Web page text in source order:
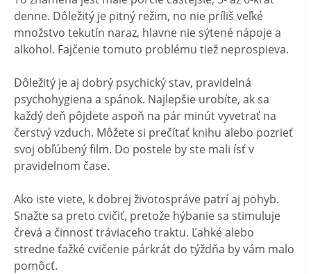
denne. Dôležitý je pitný režim, no nie príliš veľké
množstvo tekutín naraz, hlavne nie sýtené nápoje a
alkohol. Fajčenie tomuto problému tiež neprospieva.
Dôležitý je aj dobrý psychický stav, pravidelná
psychohygiena a spánok. Najlepšie urobíte, ak sa
každý deň pôjdete aspoň na pár minút vyvetrať na
čerstvý vzduch. Môžete si prečítať knihu alebo pozrieť
svoj obľúbený film. Do postele by ste mali ísť v
pravidelnom čase.
Ako iste viete, k dobrej životospráve patrí aj pohyb.
Snažte sa preto cvičiť, pretože hýbanie sa stimuluje
črevá a činnosť tráviaceho traktu. Ľahké alebo
stredne ťažké cvičenie párkrát do týždňa by vám malo
pomôcť.